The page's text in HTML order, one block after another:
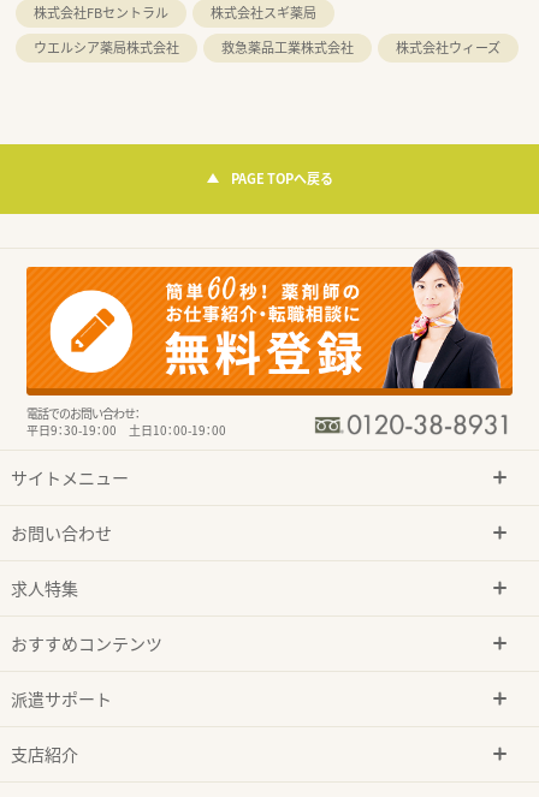
株式会社FBセントラル
株式会社スギ薬局
ウエルシア薬局株式会社
救急薬品工業株式会社 株式会社ウィーズ
PAGE TOPへ戻る
電話でのお問い合わせ：
平日9：30-19：00 土日10：00-19：00
サイトメニュー
お問い合わせ
求人特集
おすすめコンテンツ
派遣サポート
支店紹介